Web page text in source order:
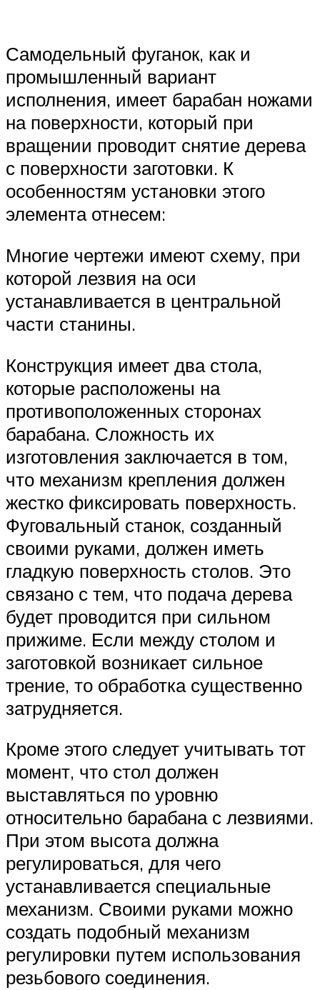
Самодельный фуганок, как и
промышленный вариант
исполнения, имеет барабан ножами
на поверхности, который при
вращении проводит снятие дерева
с поверхности заготовки. К
особенностям установки этого
элемента отнесем:
Многие чертежи имеют схему, при
которой лезвия на оси
устанавливается в центральной
части станины.
Конструкция имеет два стола,
которые расположены на
противоположенных сторонах
барабана. Сложность их
изготовления заключается в том,
что механизм крепления должен
жестко фиксировать поверхность.
Фуговальный станок, созданный
своими руками, должен иметь
гладкую поверхность столов. Это
связано с тем, что подача дерева
будет проводится при сильном
прижиме. Если между столом и
заготовкой возникает сильное
трение, то обработка существенно
затрудняется.
Кроме этого следует учитывать тот
момент, что стол должен
выставляться по уровню
относительно барабана с лезвиями.
При этом высота должна
регулироваться, для чего
устанавливается специальные
механизм. Своими руками можно
создать подобный механизм
регулировки путем использования
резьбового соединения.